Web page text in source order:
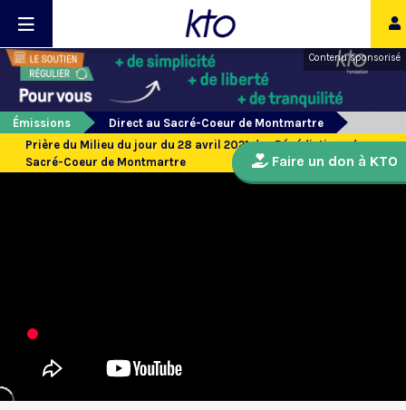
Contenu sponsorisé
Émissions
Direct au Sacré-Coeur de Montmartre
Prière du Milieu du jour du 28 avril 2021 des Bénédictines du
Sacré-Coeur de Montmartre
Faire un don à KTO